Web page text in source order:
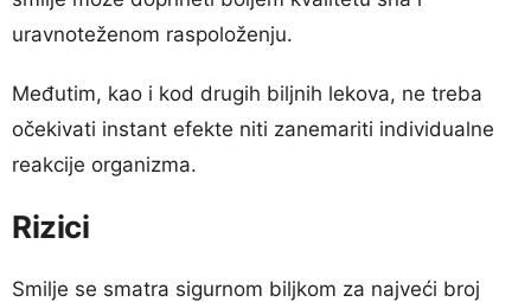
uravnoteženom raspoloženju.
Međutim, kao i kod drugih biljnih lekova, ne treba
očekivati instant efekte niti zanemariti individualne
reakcije organizma.
Rizici
Smilje se smatra sigurnom biljkom za najveći broj